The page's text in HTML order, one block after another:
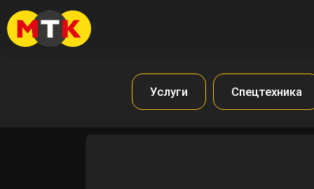
Услуги Спецтехника